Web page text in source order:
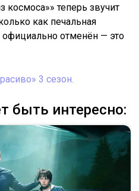
космоса»» теперь звучит
как печальная
официально отменён — это
3 сезон.
быть интересно: